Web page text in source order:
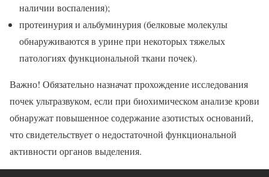
наличии воспаления);
протеинурия и альбуминурия (белковые молекулы
обнаруживаются в урине при некоторых тяжелых
патологиях функциональной ткани почек).
Важно! Обязательно назначат прохождение исследования
почек ультразвуком, если при биохимическом анализе крови
обнаружат повышенное содержание азотистых оснований,
что свидетельствует о недостаточной функциональной
активности органов выделения.